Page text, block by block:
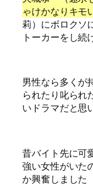
ゃけかなりキモ
莉）にボロクソ
トーカーをし続
男性なら多くが
られたり叱られ
いドラマだと思
昔バイト先に可
強い女性がいた
か興奮しました